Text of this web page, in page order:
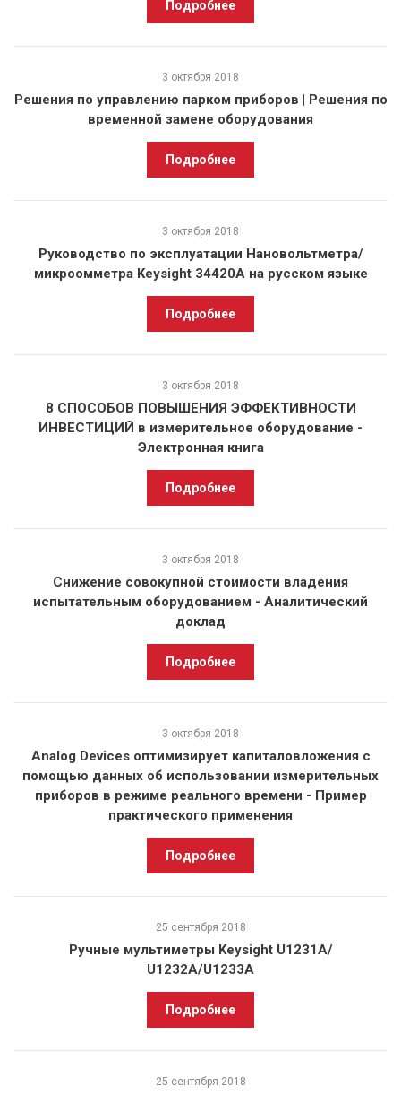
Подробнее
3 октября 2018
Решения по управлению парком приборов | Решения по
временной замене оборудования
Подробнее
3 октября 2018
Руководство по эксплуатации Нановольтметра/
микроомметра Keysight 34420A на русском языке
Подробнее
3 октября 2018
8 СПОСОБОВ ПОВЫШЕНИЯ ЭФФЕКТИВНОСТИ
ИНВЕСТИЦИЙ в измерительное оборудование -
Электронная книга
Подробнее
3 октября 2018
Снижение совокупной стоимости владения
испытательным оборудованием - Аналитический
доклад
Подробнее
3 октября 2018
Analog Devices оптимизирует капиталовложения с
помощью данных об использовании измерительных
приборов в режиме реального времени - Пример
практического применения
Подробнее
25 сентября 2018
Ручные мультиметры Keysight U1231A/
U1232A/U1233A
Подробнее
25 сентября 2018